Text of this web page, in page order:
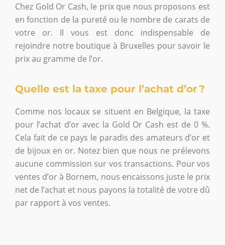
Chez Gold Or Cash, le prix que nous proposons est
en fonction de la pureté ou le nombre de carats de
votre or. Il vous est donc indispensable de
rejoindre notre boutique à Bruxelles pour savoir le
prix au gramme de l’or.
Quelle est la taxe pour l’achat d’or ?
Comme nos locaux se situent en Belgique, la taxe
pour l’achat d’or avec la Gold Or Cash est de 0 %.
Cela fait de ce pays le paradis des amateurs d’or et
de bijoux en or. Notez bien que nous ne prélevons
aucune commission sur vos transactions. Pour vos
ventes d’or à Bornem, nous encaissons juste le prix
net de l’achat et nous payons la totalité de votre dû
par rapport à vos ventes.